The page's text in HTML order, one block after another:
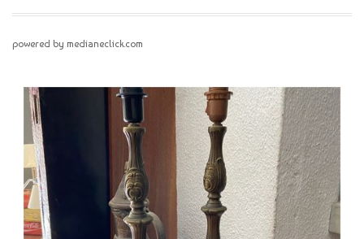
powered by medianeclick.com